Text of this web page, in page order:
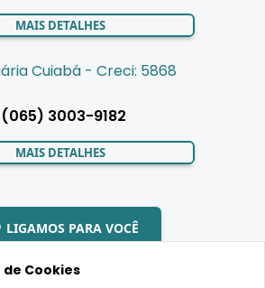
MAIS DETALHES
Cuiabá - Creci: 5868
(065) 3003-9182
MAIS DETALHES
LIGAMOS PARA VOCÊ
Cookies